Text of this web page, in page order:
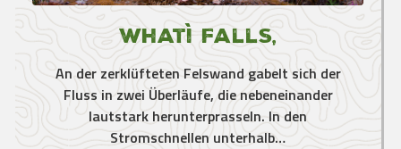
Whatì Falls,
An der zerklüfteten Felswand gabelt sich der
Fluss in zwei Überläufe, die nebeneinander
lautstark herunterprasseln. In den
Stromschnellen unterhalb…